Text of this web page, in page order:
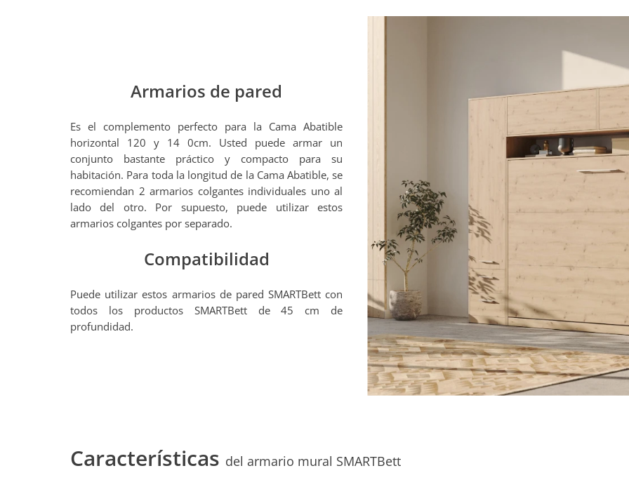
Armarios de pared
Es el complemento perfecto para la Cama Abatible
horizontal 120 y 14 0cm. Usted puede armar un
conjunto bastante práctico y compacto para su
habitación. Para toda la longitud de la Cama Abatible, se
recomiendan 2 armarios colgantes individuales uno al
lado del otro. Por supuesto, puede utilizar estos
armarios colgantes por separado.
Compatibilidad
Puede utilizar estos armarios de pared SMARTBett con
todos los productos SMARTBett de 45 cm de
profundidad.
Características del armario mural SMARTBett